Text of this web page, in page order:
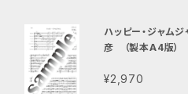
ハッピー・ジャム
彦 （製本A4版）
¥2,970